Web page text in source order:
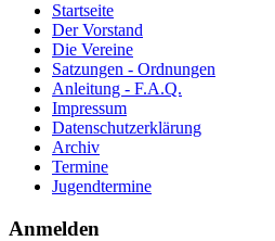
Startseite
Der Vorstand
Die Vereine
Satzungen - Ordnungen
Anleitung - F.A.Q.
Impressum
Datenschutzerklärung
Archiv
Termine
Jugendtermine
Anmelden